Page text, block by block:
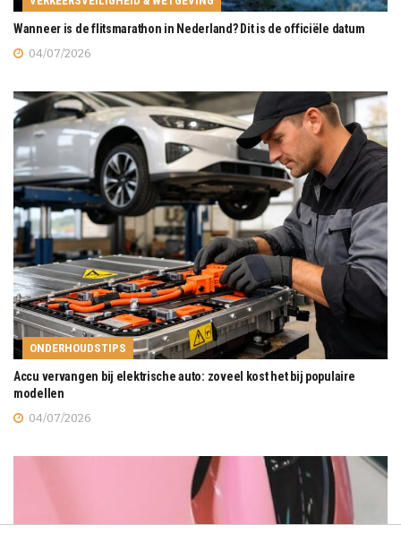
Wanneer is de flitsmarathon in Nederland? Dit is de officiële datum
04/07/2026
ONDERHOUDSTIPS
Accu vervangen bij elektrische auto: zoveel kost het bij populaire
modellen
04/07/2026